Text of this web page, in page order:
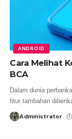
ANDROID
Cara Melihat
BCA
Dalam dunia
fitur tambahan
Administrator